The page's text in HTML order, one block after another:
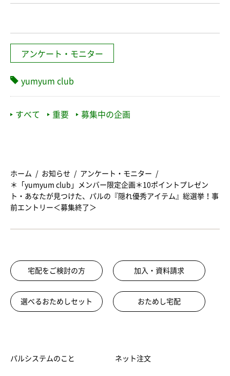
アンケート・モニター
yumyum club
すべて 重要 募集中の企画
ホーム お知らせ
アンケート・モニター
＊「yumyum club」メンバー限定企画＊10ポイントプレゼン
ト・あなたが見つけた、パルの『隠れ優秀アイテム』総選挙！事
前エントリー＜募集終了＞
宅配をご検討の方 加入・資料請求
選べるおためしセット おためし宅配
パルシステムのこと ネット注文